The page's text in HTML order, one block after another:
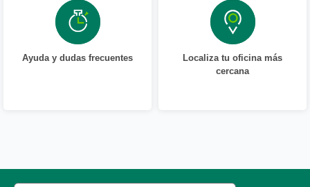
Ayuda y dudas frecuentes
Localiza tu oficina más
cercana